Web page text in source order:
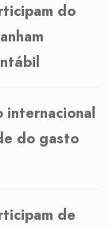
do
internacional
do gasto
de